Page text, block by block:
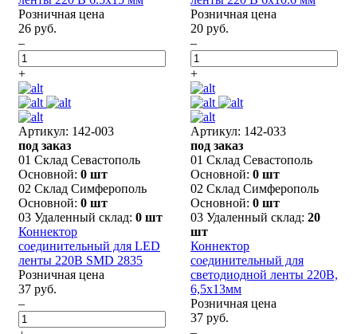
Розничная цена
26 руб.
–
+
Розничная цена
20 руб.
–
+
Артикул: 142-003
под заказ
01 Склад Севастополь
Основной: 0 шт
02 Склад Симферополь
Основной: 0 шт
03 Удаленный склад: 0 шт
Коннектор
соединительный для LED
ленты 220В SMD 2835
Розничная цена
37 руб.
–
Артикул: 142-033
под заказ
01 Склад Севастополь
Основной: 0 шт
02 Склад Симферополь
Основной: 0 шт
03 Удаленный склад: 20
шт
Коннектор
соединительный для
светодиодной ленты 220В,
6,5x13мм
Розничная цена
37 руб.